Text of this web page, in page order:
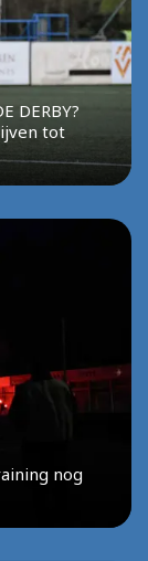
DERBY?
tot
nog